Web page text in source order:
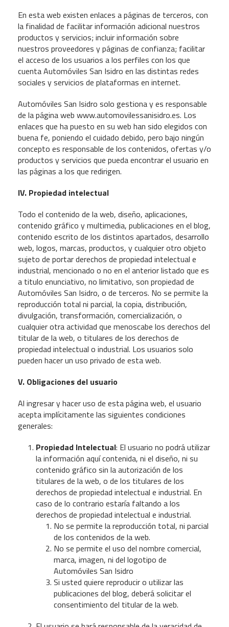
En esta web existen enlaces a páginas de terceros, con
la finalidad de facilitar información adicional nuestros
productos y servicios; incluir información sobre
nuestros proveedores y páginas de confianza; facilitar
el acceso de los usuarios a los perfiles con los que
cuenta Automóviles San Isidro en las distintas redes
sociales y servicios de plataformas en internet.
Automóviles San Isidro solo gestiona y es responsable
de la página web www.automovilessanisidro.es. Los
enlaces que ha puesto en su web han sido elegidos con
buena fe, poniendo el cuidado debido, pero bajo ningún
concepto es responsable de los contenidos, ofertas y/o
productos y servicios que pueda encontrar el usuario en
las páginas a los que redirigen.
IV. Propiedad intelectual
Todo el contenido de la web, diseño, aplicaciones,
contenido gráfico y multimedia, publicaciones en el blog,
contenido escrito de los distintos apartados, desarrollo
web, logos, marcas, productos, y cualquier otro objeto
sujeto de portar derechos de propiedad intelectual e
industrial, mencionado o no en el anterior listado que es
a titulo enunciativo, no limitativo, son propiedad de
Automóviles San Isidro, o de terceros. No se permite la
reproducción total ni parcial, la copia, distribución,
divulgación, transformación, comercialización, o
cualquier otra actividad que menoscabe los derechos del
titular de la web, o titulares de los derechos de
propiedad intelectual o industrial. Los usuarios solo
pueden hacer un uso privado de esta web.
V. Obligaciones del usuario
Al ingresar y hacer uso de esta página web, el usuario
acepta implícitamente las siguientes condiciones
generales:
Propiedad Intelectual: El usuario no podrá utilizar
la información aquí contenida, ni el diseño, ni su
contenido gráfico sin la autorización de los
titulares de la web, o de los titulares de los
derechos de propiedad intelectual e industrial. En
caso de lo contrario estaría faltando a los
derechos de propiedad intelectual e industrial.
No se permite la reproducción total, ni parcial
de los contenidos de la web.
No se permite el uso del nombre comercial,
marca, imagen, ni del logotipo de
Automóviles San Isidro
Si usted quiere reproducir o utilizar las
publicaciones del blog, deberá solicitar el
consentimiento del titular de la web.